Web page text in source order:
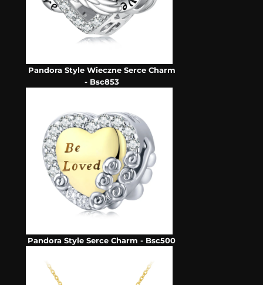
Pandora Style Wieczne Serce Charm
- Bsc853
Pandora Style Serce Charm - Bsc500